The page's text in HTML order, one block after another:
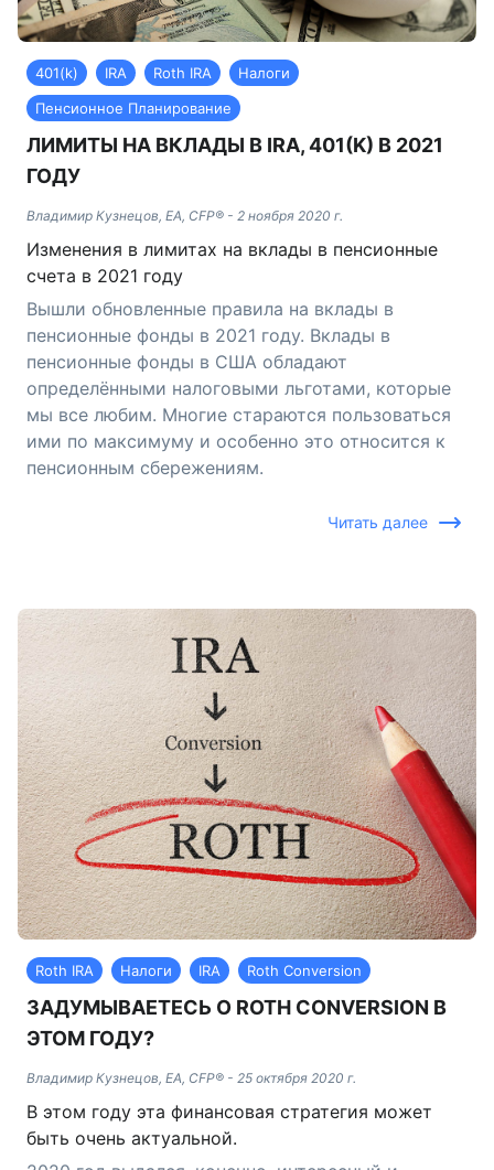
401(k) IRA Roth IRA
Налоги
Пенсионное Планирование
ЛИМИТЫ НА ВКЛАДЫ В IRA, 401(K) В 2021
ГОДУ
Владимир Кузнецов, EA, CFP® - 2 ноября 2020 г.
Изменения в лимитах на вклады в пенсионные
счета в 2021 году
Вышли обновленные правила на вклады в
пенсионные фонды в 2021 году. Вклады в
пенсионные фонды в США обладают
определёнными налоговыми льготами, которые
мы все любим. Многие стараются пользоваться
ими по максимуму и особенно это относится к
пенсионным сбережениям.
Читать далее
Roth IRA Налоги IRA Roth Conversion
ЗАДУМЫВАЕТЕСЬ О ROTH CONVERSION В
ЭТОМ ГОДУ?
Владимир Кузнецов, EA, CFP® - 25 октября 2020 г.
В этом году эта финансовая стратегия может
быть очень актуальной.